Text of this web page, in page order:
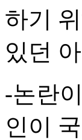
하기
있던
-논란
인이